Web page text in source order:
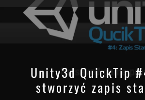
content
Unity3d QuickTip
stworzyć zapis